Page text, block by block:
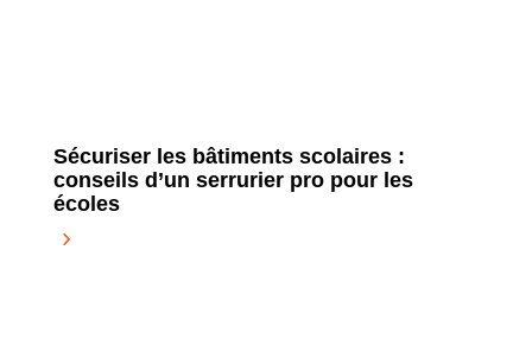
Sécuriser les bâtiments scolaires :
conseils d’un serrurier pro pour les
écoles